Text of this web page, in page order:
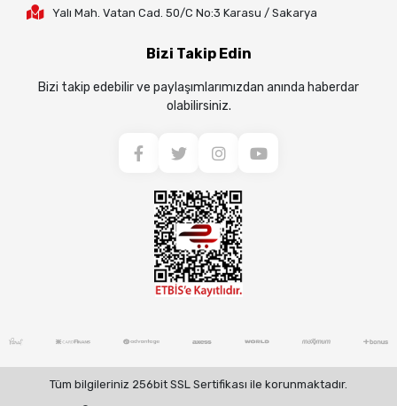
Yalı Mah. Vatan Cad. 50/C No:3 Karasu / Sakarya
Bizi Takip Edin
Bizi takip edebilir ve paylaşımlarımızdan anında haberdar
olabilirsiniz.
Tüm bilgileriniz 256bit SSL Sertifikası ile korunmaktadır.